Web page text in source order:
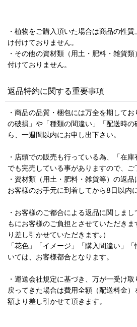
・植物をご購入頂いた場合は商品の性
け付けておりません。
・その他の資材類（用土・肥料・雑貨
付けておりません。
返品特約に関する重要事項
・商品の品質・梱包には万全を期して
の破損」や「種類の間違い」「配送時
ら、一週間以内にお申し出下さい。
・店頭での販売も行っている為、「在
でも完売している事がありますので、ご
・資材類（用土・肥料・雑貨等）の返品
お客様のお手元に到着してから8日以内
・お客様のご都合による返品に関しま
もにお客様のご負担とさせていただき
り差し引かせていただきます｡）
「花色」「イメージ」「購入間違い」
いては、お客様都合となります。
・運送会社規定に基づき、万が一受け
戻ってきた場合は費用全額（配送料金
額より差し引かせて頂きます。